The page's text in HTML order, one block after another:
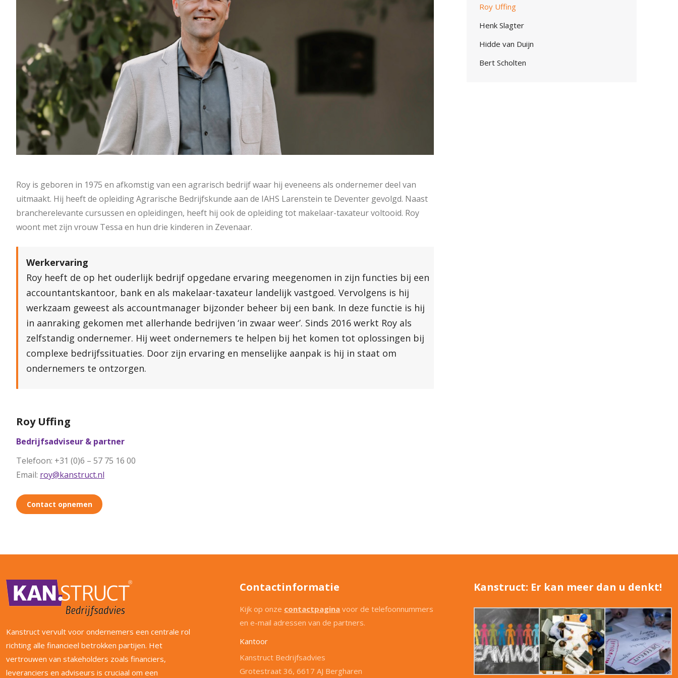
Roy is geboren in 1975 en afkomstig van een agrarisch bedrijf waar hij eveneens als ondernemer deel van
uitmaakt. Hij heeft de opleiding Agrarische Bedrijfskunde aan de IAHS Larenstein te Deventer gevolgd. Naast
brancherelevante cursussen en opleidingen, heeft hij ook de opleiding tot makelaar-taxateur voltooid. Roy
woont met zijn vrouw Tessa en hun drie kinderen in Zevenaar.
Werkervaring
Roy heeft de op het ouderlijk bedrijf opgedane ervaring meegenomen in zijn functies bij een
accountantskantoor, bank en als makelaar-taxateur landelijk vastgoed. Vervolgens is hij
werkzaam geweest als accountmanager bijzonder beheer bij een bank. In deze functie is hij
in aanraking gekomen met allerhande bedrijven ‘in zwaar weer’. Sinds 2016 werkt Roy als
zelfstandig ondernemer. Hij weet ondernemers te helpen bij het komen tot oplossingen bij
complexe bedrijfssituaties. Door zijn ervaring en menselijke aanpak is hij in staat om
ondernemers te ontzorgen.
Roy Uffing
Bedrijfsadviseur & partner
Telefoon: +31 (0)6 – 57 75 16 00
Email: roy@kanstruct.nl
Contact opnemen
Roy Uffing
Henk Slagter
Hidde van Duijn
Bert Scholten
Kanstruct vervult voor ondernemers een centrale rol
richting alle financieel betrokken partijen. Het
vertrouwen van stakeholders zoals financiers,
leveranciers en adviseurs is cruciaal om een
Contactinformatie
Kijk op onze contactpagina voor de telefoonnummers
en e-mail adressen van de partners.
Kantoor
Kanstruct Bedrijfsadvies
Grotestraat 36, 6617 AJ Bergharen
Kanstruct: Er kan meer dan u denkt!